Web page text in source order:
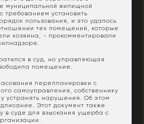
муниципальной жилищной
требованием установить
пользования, и это удалось
тех помещений, которые
хозяина, - прокомментировали
в суд, но управляющая
помещение.
перепланировки с
самоуправления, собственнику
устранять нарушения. Об этом
Этот документ также
в суде для взыскания ущерба с